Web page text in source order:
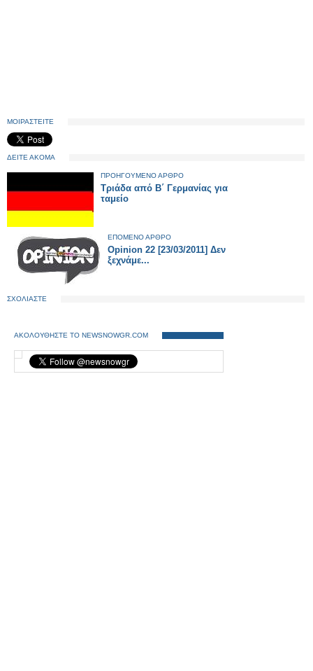
ΜΟΙΡΑΣΤΕΙΤΕ
ΔΕΙΤΕ ΑΚΟΜΑ
ΠΡΟΗΓΟΥΜΕΝΟ ΑΡΘΡΟ
Τριάδα από Β΄ Γερμανίας για
ταμείο
ΕΠΟΜΕΝΟ ΑΡΘΡΟ
Opinion 22 [23/03/2011] Δεν
ξεχνάμε...
ΣΧΟΛΙΑΣΤΕ
ΑΚΟΛΟΥΘΗΣΤΕ ΤΟ NEWSNOWGR.COM